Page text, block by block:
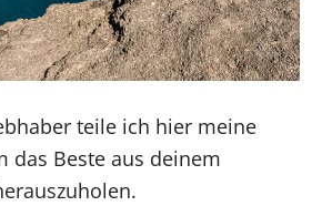
teile ich hier meine
das Beste aus deinem